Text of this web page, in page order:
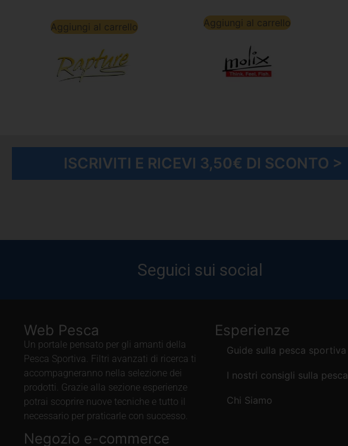
Aggiungi al carrello Aggiungi al carrello
ISCRIVITI E RICEVI 3,50€ DI SCONTO >
Seguici sui social
Web Pesca
Un portale pensato per gli amanti della
Pesca Sportiva. Filtri avanzati di ricerca ti
accompagneranno nella selezione dei
prodotti. Grazie alla sezione esperienze
potrai scoprire nuove tecniche e tutto il
necessario per praticarle con successo.
Negozio e-commerce
Esperienze
Guide sulla pesca sportiva
I nostri consigli sulla pesca
Chi Siamo